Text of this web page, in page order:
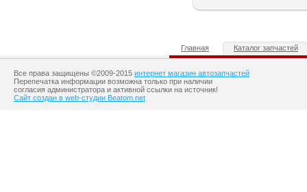
Главная Каталог запчастей
Все права защищены ©2009-2015 интернет магазин автозапчастей
Перепечатка информации возможна только при наличии
согласия администратора и активной ссылки на источник!
Сайт создан в web-студии Beatom.net